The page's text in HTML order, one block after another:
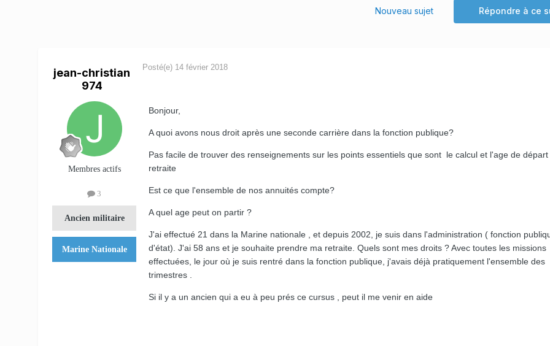
Répondre à ce
Nouveau sujet
jean-christian
974
Membres actifs
3
Ancien militaire
Marine Nationale
Posté(e) 14 février 2018
Bonjour,
A quoi avons nous droit après une seconde carrière dans la fonction publique?
Pas facile de trouver des renseignements sur les points essentiels que sont le calcul et l'age de départ
retraite
Est ce que l'ensemble de nos annuités compte?
A quel age peut on partir ?
J'ai effectué 21 dans la Marine nationale , et depuis 2002, je suis dans l'administration ( fonction
d'état). J'ai 58 ans et je souhaite prendre ma retraite. Quels sont mes droits ? Avec toutes les missions
effectuées, le jour où je suis rentré dans la fonction publique, j'avais déjà pratiquement l'ensemble des
trimestres .
Si il y a un ancien qui a eu à peu prés ce cursus , peut il me venir en aide